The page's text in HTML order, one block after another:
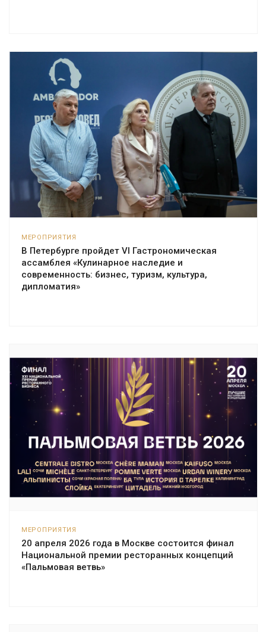
МЕРОПРИЯТИЯ
В Петербурге пройдет VI Гастрономическая
ассамблея «Кулинарное наследие и
современность: бизнес, туризм, культура,
дипломатия»
МЕРОПРИЯТИЯ
20 апреля 2026 года в Москве состоится финал
Национальной премии ресторанных концепций
«Пальмовая ветвь»